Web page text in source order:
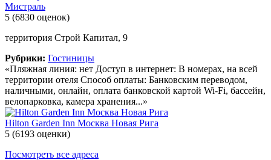
Мистраль
5 (6830 оценок)
территория Строй Капитал, 9
Рубрики: Гостиницы
«Пляжная линия: нет Доступ в интернет: В номерах, на всей
территории отеля Способ оплаты: Банковским переводом,
наличными, онлайн, оплата банковской картой Wi-Fi, бассейн,
велопарковка, камера хранения...»
Hilton Garden Inn Москва Новая Рига
5 (6193 оценки)
Посмотреть все адреса